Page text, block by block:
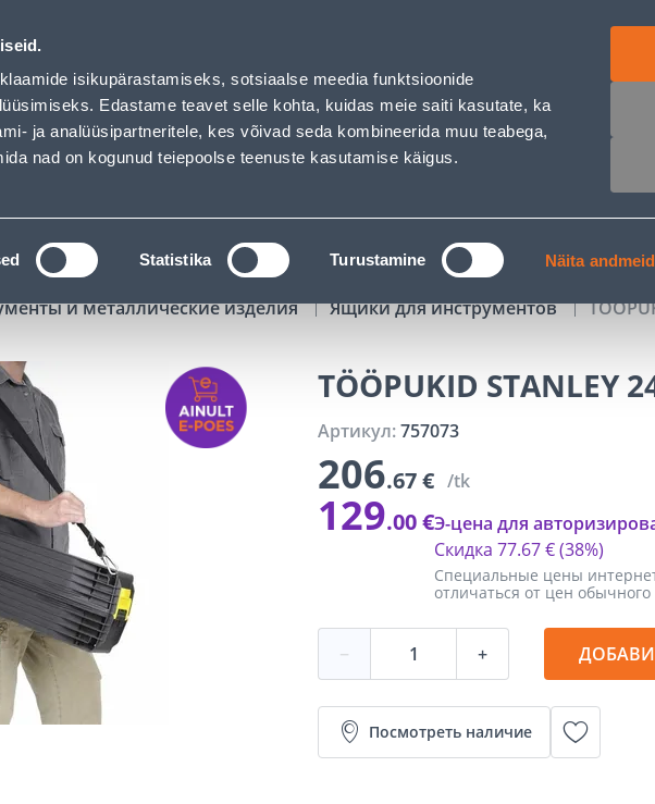
isikupärastamiseks, sotsiaalse meedia funktsioonide
Edastame teavet selle kohta, kuidas meie saiti kasutate, ka
ja analüüsipartneritele, kes võivad seda kombineerida muu teabega,
nad on kogunud teiepoolse teenuste kasutamise käigus.
Statistika Turustamine Näita andmeid
частных клиентов Услуги Предложения о работе
ПОИСК
АРЕНДА ИНСТРУМЕНТОВ РАССРОЧКА
и металлические изделия Ящики для инструментов
TÖÖPUKID STANLEY
Артикул:757073
206.67 € /tk
129.00 €
Специальные цены
отличаться от цен обычного
Скидка 77.67 €(38%)
Э-цена для
− +
Посмотреть наличие